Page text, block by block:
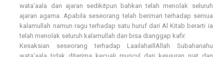
wata’aala dan ajaran sedikitpun bahkan telah menolak seluruh
ajaran agama. Apabila seseorang telah beriman terhadap semua
kalamullah namun ragu terhadap satu huruf dari Al Kitab berarti ia
telah menolak seluruh kalamullah dan bisa dianggap kafir.
Kesaksian seseorang terhadap LaailahaillAllah Subahanahu